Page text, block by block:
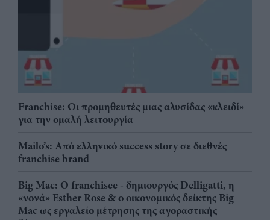
Franchise: Οι προμηθευτές μιας αλυσίδας «κλειδί»
για την ομαλή λειτουργία
Mailo’s: Από ελληνικό success story σε διεθνές
franchise brand
Big Mac: Ο franchisee - δημιουργός Delligatti, η
«νονά» Esther Rose & ο οικονομικός δείκτης Big
Mac ως εργαλείο μέτρησης της αγοραστικής